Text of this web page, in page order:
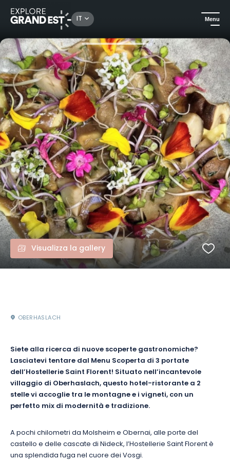
IT Menu
Tradizionale e locale Menu scoperta di 3 portate - Hostellerie Saint Florent
Visualizza la gallery
OBERHASLACH
Siete alla ricerca di nuove scoperte gastronomiche?
Lasciatevi tentare dal Menu Scoperta di 3 portate
dell’Hostellerie Saint Florent! Situato nell’incantevole
villaggio di Oberhaslach, questo hotel-ristorante a 2
stelle vi accoglie tra le montagne e i vigneti, con un
perfetto mix di modernità e tradizione.
A pochi chilometri da Molsheim e Obernai, alle porte del
castello e delle cascate di Nideck, l’Hostellerie Saint Florent è
una splendida fuga nel cuore dei Vosgi.